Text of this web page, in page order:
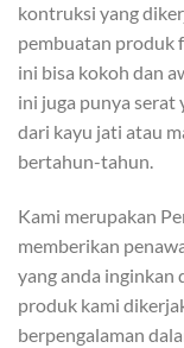
kontruksi yang
pembuatan produk
ini bisa kokoh dan
ini juga punya serat
dari kayu jati atau
bertahun-tahun.
Kami merupakan
memberikan
yang anda inginkan
produk kami
berpengalaman